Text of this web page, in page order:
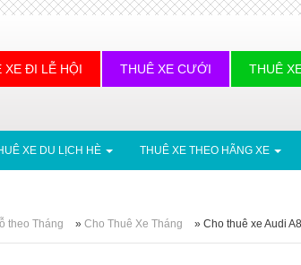
XE ĐI LỄ HỘI THUÊ XE CƯỚI THUÊ
XE DU LỊCH HÈ THUÊ XE THEO HÃNG XE
theo Tháng » Cho Thuê Xe Tháng » Cho thuê xe Audi